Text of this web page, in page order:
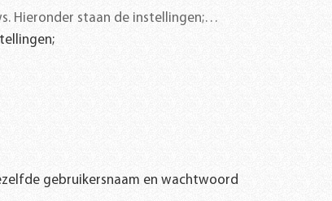
Hieronder staan de instellingen;…
gebruikersnaam en wachtwoord